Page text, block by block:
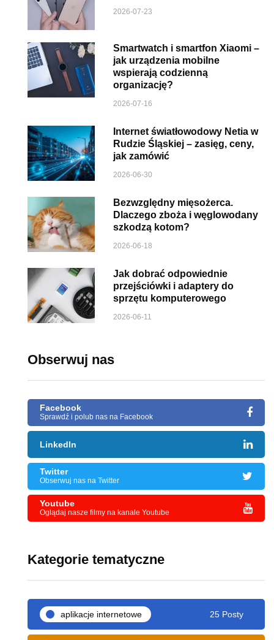
2026-07-23
Smartwatch i smartfon Xiaomi –
jak urządzenia mobilne
wspierają codzienną
organizację?
2026-07-16
Internet światłowodowy Netia w
Rudzie Śląskiej – zasięg, ceny,
jak zamówić
2026-06-30
Bezwzględny mięsożerca.
Dlaczego zboża i węglowodany
szkodzą kotom?
2026-06-18
Jak dobrać odpowiednie
przejściówki i adaptery do
sprzętu komputerowego
2026-06-11
Obserwuj nas
Facebook
Sprawdź i polub nas na Facebook
LinkedIn
Twitter
Obserwuj nas na Twitter
Youtube
Oglądaj nasze filmy na kanale Youtube
Kategorie tematyczne
aplikacje internetowe 25 Posty